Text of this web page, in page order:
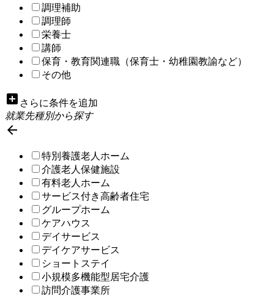
調理補助
調理師
栄養士
講師
保育・教育関連職（保育士・幼稚園教諭など）
その他
add_box さらに条件を追加
就業先種別から探す

特別養護老人ホーム
介護老人保健施設
有料老人ホーム
サービス付き高齢者住宅
グループホーム
ケアハウス
デイサービス
デイケアサービス
ショートステイ
小規模多機能型居宅介護
訪問介護事業所